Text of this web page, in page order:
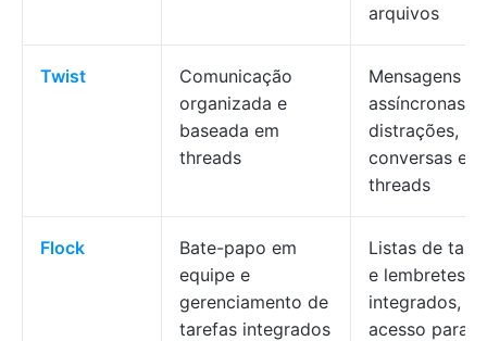
arquivos
Twist
Comunicação
organizada e
baseada em
threads
Mensagens
assíncronas e
distrações,
conversas em
threads
Flock
Bate-papo em
equipe e
gerenciamento de
tarefas integrados
Listas de
e lembretes
integrados,
acesso para